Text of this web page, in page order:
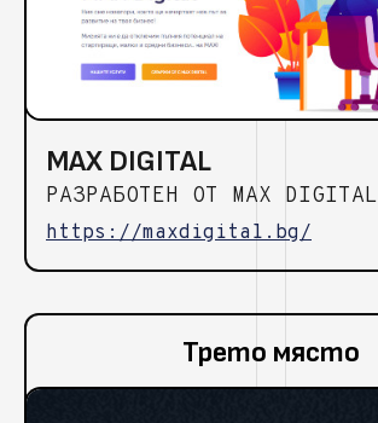
MAX DIGITAL
РАЗРАБОТЕН ОТ MAX DIGITAL
https://maxdigital.bg/
Трето място